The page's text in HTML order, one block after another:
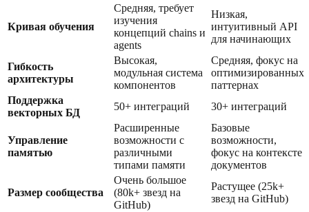
Кривая обучения
Средняя, требует
изучения
концепций chains и
agents
Низкая,
интуитивный API
для начинающих
Гибкость
архитектуры
Высокая,
модульная система
компонентов
Средняя, фокус на
оптимизированных
паттернах
Поддержка
векторных БД
50+ интеграций 30+ интеграций
Управление
памятью
Расширенные
возможности с
различными
типами памяти
Базовые
возможности,
фокус на контексте
документов
Размер сообщества
Очень большое
(80k+ звезд на
GitHub)
Растущее (25k+
звезд на GitHub)